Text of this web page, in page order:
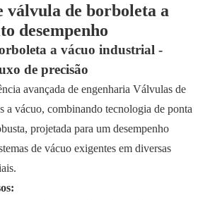
válvula de borboleta a
desempenho
a vácuo industrial -
de precisão
avançada de engenharia Válvulas de
a vácuo, combinando tecnologia de ponta
projetada para um desempenho
de vácuo exigentes em diversas